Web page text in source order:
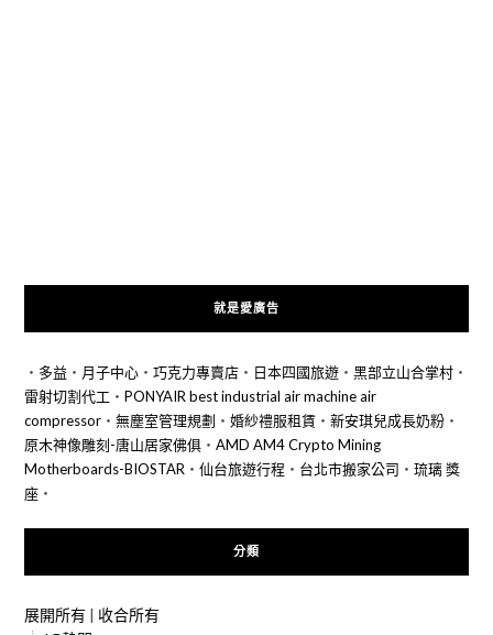
就是愛廣告
‧ 多益‧ 月子中心‧ 巧克力專賣店‧ 日本四國旅遊‧ 黑部立山合掌村‧
雷射切割代工 ‧ PONYAIR best industrial air machine air
compressor‧ 無塵室管理規劃 ‧ 婚紗禮服租賃‧ 新安琪兒成長奶粉‧
原木神像雕刻-唐山居家佛俱‧ AMD AM4 Crypto Mining
Motherboards-BIOSTAR ‧ 仙台旅遊行程 ‧ 台北市搬家公司 ‧ 琉璃 獎
座‧
分類
展開所有| 收合所有